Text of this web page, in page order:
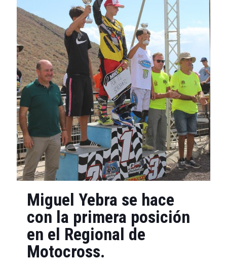
Miguel Yebra se hace
con la primera posición
en el Regional de
Motocross.